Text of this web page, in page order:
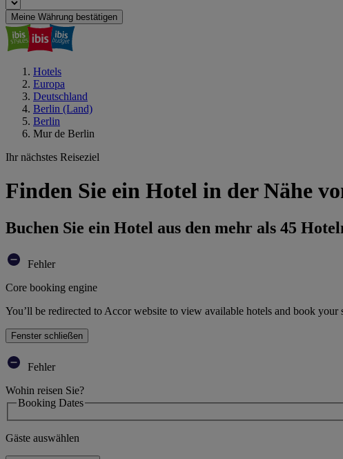
Meine Währung bestätigen
Hotels
Europa
Deutschland
Berlin (Land)
Berlin
Mur de Berlin
Ihr nächstes Reiseziel
Finden Sie ein Hotel in der Nähe
Buchen Sie ein Hotel aus den mehr als 45
Fehler
Core booking engine
You’ll be redirected to Accor website to view available hotels and book your
Fenster schließen
Fehler
Wohin reisen Sie?
Booking Dates
Gäste auswählen